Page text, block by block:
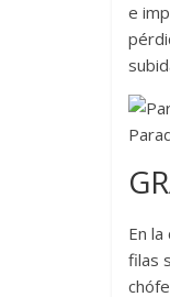
e
En
filas